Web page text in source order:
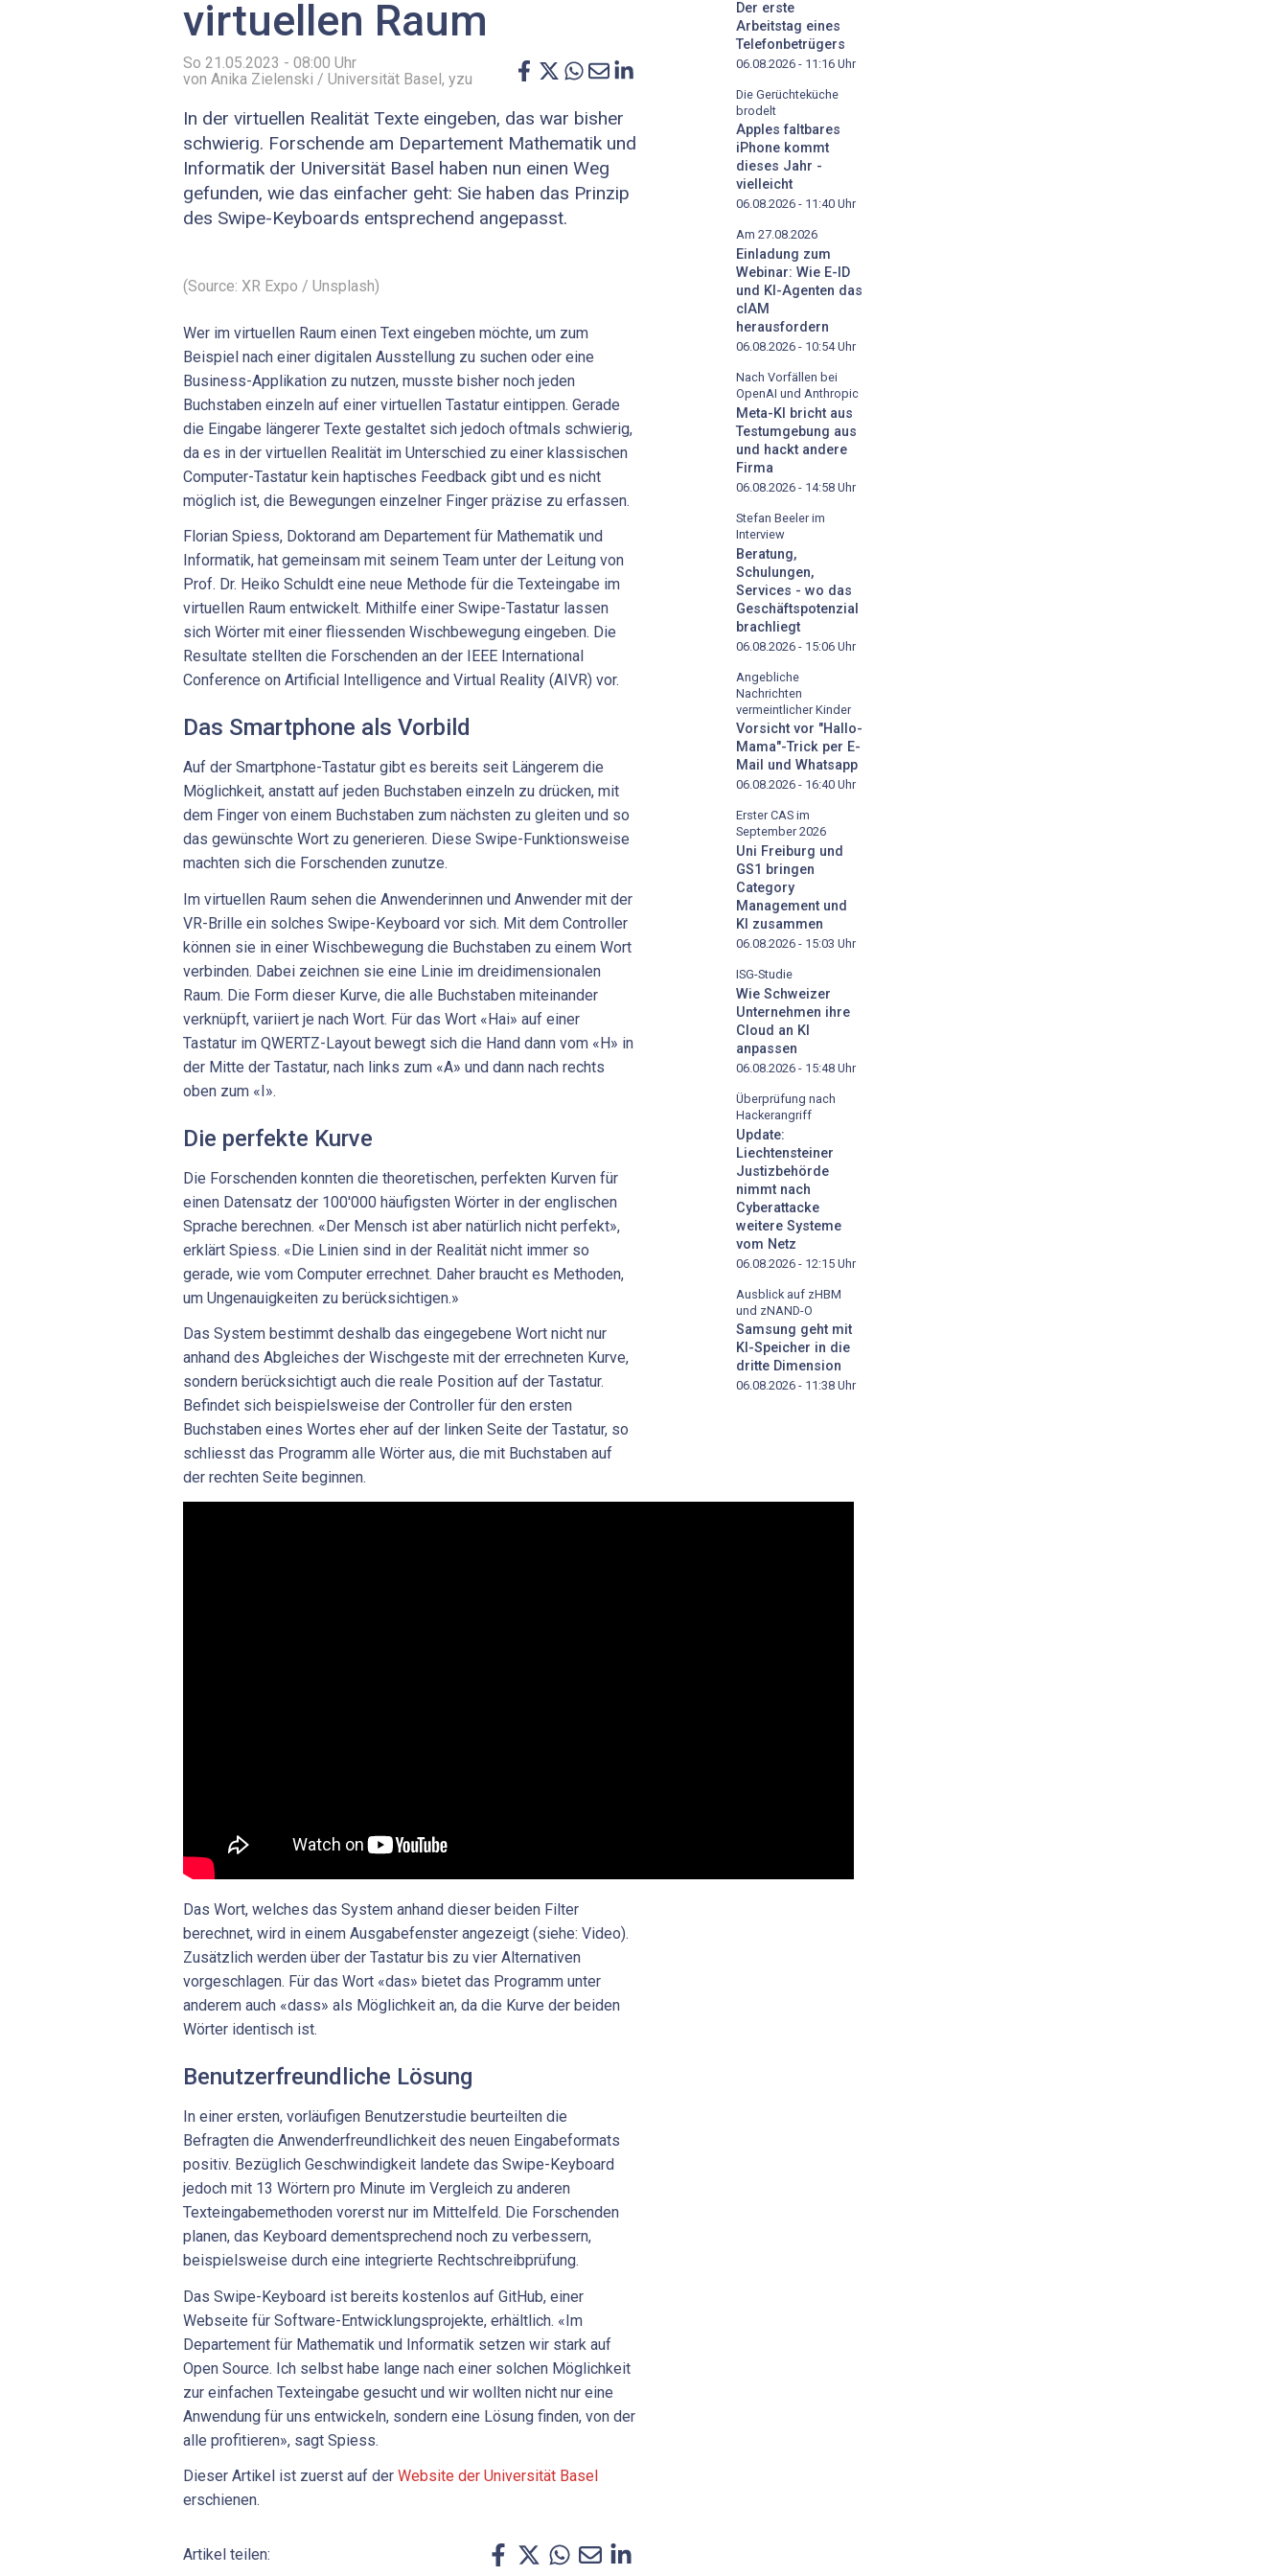
virtuellen Raum
So 21.05.2023 - 08:00 Uhr
von Anika Zielenski / Universität Basel, yzu
In der virtuellen Realität Texte eingeben, das war bisher
schwierig. Forschende am Departement Mathematik und
Informatik der Universität Basel haben nun einen Weg
gefunden, wie das einfacher geht: Sie haben das Prinzip
des Swipe-Keyboards entsprechend angepasst.
(Source: XR Expo / Unsplash)
Wer im virtuellen Raum einen Text eingeben möchte, um zum
Beispiel nach einer digitalen Ausstellung zu suchen oder eine
Business-Applikation zu nutzen, musste bisher noch jeden
Buchstaben einzeln auf einer virtuellen Tastatur eintippen. Gerade
die Eingabe längerer Texte gestaltet sich jedoch oftmals schwierig,
da es in der virtuellen Realität im Unterschied zu einer klassischen
Computer-Tastatur kein haptisches Feedback gibt und es nicht
möglich ist, die Bewegungen einzelner Finger präzise zu erfassen.
Florian Spiess, Doktorand am Departement für Mathematik und
Informatik, hat gemeinsam mit seinem Team unter der Leitung von
Prof. Dr. Heiko Schuldt eine neue Methode für die Texteingabe im
virtuellen Raum entwickelt. Mithilfe einer Swipe-Tastatur lassen
sich Wörter mit einer fliessenden Wischbewegung eingeben. Die
Resultate stellten die Forschenden an der IEEE International
Conference on Artificial Intelligence and Virtual Reality (AIVR) vor.
Das Smartphone als Vorbild
Auf der Smartphone-Tastatur gibt es bereits seit Längerem die
Möglichkeit, anstatt auf jeden Buchstaben einzeln zu drücken, mit
dem Finger von einem Buchstaben zum nächsten zu gleiten und so
das gewünschte Wort zu generieren. Diese Swipe-Funktionsweise
machten sich die Forschenden zunutze.
Im virtuellen Raum sehen die Anwenderinnen und Anwender mit der
VR-Brille ein solches Swipe-Keyboard vor sich. Mit dem Controller
können sie in einer Wischbewegung die Buchstaben zu einem Wort
verbinden. Dabei zeichnen sie eine Linie im dreidimensionalen
Raum. Die Form dieser Kurve, die alle Buchstaben miteinander
verknüpft, variiert je nach Wort. Für das Wort «Hai» auf einer
Tastatur im QWERTZ-Layout bewegt sich die Hand dann vom «H» in
der Mitte der Tastatur, nach links zum «A» und dann nach rechts
oben zum «I».
Die perfekte Kurve
Die Forschenden konnten die theoretischen, perfekten Kurven für
einen Datensatz der 100'000 häufigsten Wörter in der englischen
Sprache berechnen. «Der Mensch ist aber natürlich nicht perfekt»,
erklärt Spiess. «Die Linien sind in der Realität nicht immer so
gerade, wie vom Computer errechnet. Daher braucht es Methoden,
um Ungenauigkeiten zu berücksichtigen.»
Das System bestimmt deshalb das eingegebene Wort nicht nur
anhand des Abgleiches der Wischgeste mit der errechneten Kurve,
sondern berücksichtigt auch die reale Position auf der Tastatur.
Befindet sich beispielsweise der Controller für den ersten
Buchstaben eines Wortes eher auf der linken Seite der Tastatur, so
schliesst das Programm alle Wörter aus, die mit Buchstaben auf
der rechten Seite beginnen.
Das Wort, welches das System anhand dieser beiden Filter
berechnet, wird in einem Ausgabefenster angezeigt (siehe: Video).
Zusätzlich werden über der Tastatur bis zu vier Alternativen
vorgeschlagen. Für das Wort «das» bietet das Programm unter
anderem auch «dass» als Möglichkeit an, da die Kurve der beiden
Wörter identisch ist.
Benutzerfreundliche Lösung
In einer ersten, vorläufigen Benutzerstudie beurteilten die
Befragten die Anwenderfreundlichkeit des neuen Eingabeformats
positiv. Bezüglich Geschwindigkeit landete das Swipe-Keyboard
jedoch mit 13 Wörtern pro Minute im Vergleich zu anderen
Texteingabemethoden vorerst nur im Mittelfeld. Die Forschenden
planen, das Keyboard dementsprechend noch zu verbessern,
beispielsweise durch eine integrierte Rechtschreibprüfung.
Das Swipe-Keyboard ist bereits kostenlos auf GitHub, einer
Webseite für Software-Entwicklungsprojekte, erhältlich. «Im
Departement für Mathematik und Informatik setzen wir stark auf
Open Source. Ich selbst habe lange nach einer solchen Möglichkeit
zur einfachen Texteingabe gesucht und wir wollten nicht nur eine
Anwendung für uns entwickeln, sondern eine Lösung finden, von der
alle profitieren», sagt Spiess.
Dieser Artikel ist zuerst auf der Website der Universität Basel
erschienen.
Artikel teilen:
Der erste
Arbeitstag eines
Telefonbetrügers
06.08.2026 - 11:16 Uhr
Die Gerüchteküche
brodelt
Apples faltbares
iPhone kommt
dieses Jahr -
vielleicht
06.08.2026 - 11:40 Uhr
Am 27.08.2026
Einladung zum
Webinar: Wie E-ID
und KI-Agenten das
cIAM
herausfordern
06.08.2026 - 10:54Uhr
Nach Vorfällen bei
OpenAI und Anthropic
Meta-KI bricht aus
Testumgebung aus
und hackt andere
Firma
06.08.2026 - 14:58 Uhr
Stefan Beeler im
Interview
Beratung,
Schulungen,
Services - wo das
Geschäftspotenzial
brachliegt
06.08.2026 - 15:06 Uhr
Angebliche
Nachrichten
vermeintlicher Kinder
Vorsicht vor "Hallo-
Mama"-Trick per E-
Mail und Whatsapp
06.08.2026 - 16:40 Uhr
Erster CAS im
September 2026
Uni Freiburg und
GS1 bringen
Category
Management und
KI zusammen
06.08.2026 - 15:03 Uhr
ISG-Studie
Wie Schweizer
Unternehmen ihre
Cloud an KI
anpassen
06.08.2026 - 15:48 Uhr
Überprüfung nach
Hackerangriff
Update:
Liechtensteiner
Justizbehörde
nimmt nach
Cyberattacke
weitere Systeme
vom Netz
06.08.2026 - 12:15 Uhr
Ausblick auf zHBM
und zNAND-O
Samsung geht mit
KI-Speicher in die
dritte Dimension
06.08.2026 - 11:38 Uhr